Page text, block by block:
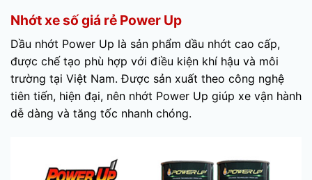
Nhớt xe số giá rẻ Power Up
Dầu nhớt Power Up là sản phẩm dầu nhớt cao cấp,
được chế tạo phù hợp với điều kiện khí hậu và môi
trường tại Việt Nam. Được sản xuất theo công nghệ
tiên tiến, hiện đại, nên nhớt Power Up giúp xe vận hành
dễ dàng và tăng tốc nhanh chóng.